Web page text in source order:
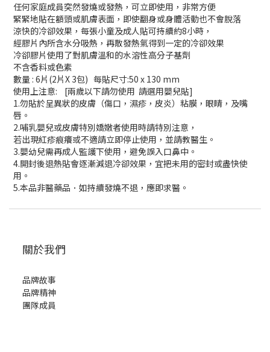
任何家庭成員突然發燒或發熱，可立即使用，非常方便
緊緊地貼在額頭或肌膚表面，即使翻身或身體活動也不會脫落
涼快的冷卻效果，每張小童及成人貼可持續約8小時，
經膠片內所含水分吸熱，再散發熱氣得到一定的冷卻效果
冷卻膠片使用了對肌膚溫和的水溶性高分子基劑
不含香料或色素
數量 : 6片(2片X 3包) 每貼尺寸:50 x 130 mm
使用上注意: [兩歲以下請勿使用 請選用嬰兒貼]
1.勿貼於呈異狀的皮膚（傷口，濕疹，皮炎）粘膜，眼睛，及嘴
唇。
2.哺乳嬰兒或皮膚特別嬌嫩者使用時請特別注意，
若出現紅疹痕癢或不適請立即停止使用，並請教醫生。
3.嬰幼兒需再成人監護下使用，避免誤入口鼻中。
4.開封後退熱貼會逐漸減退冷卻效果，宜把未用的密封或盡快使
用。
5.本品非醫藥品．如持續發燒不退，應即求醫。
關於我們
品牌故事
品牌精神
團隊成員